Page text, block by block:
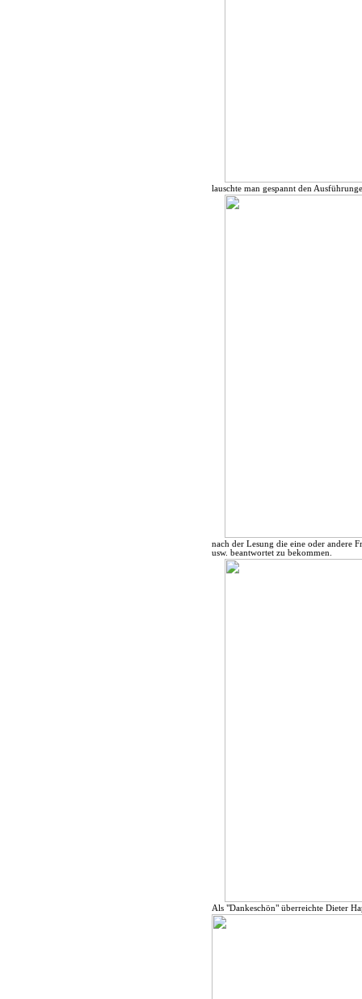
lauschte man gespannt den
nach der Lesung die eine oder andere
usw. beantwortet zu bekommen.
Als "Dankeschön" überreichte Dieter